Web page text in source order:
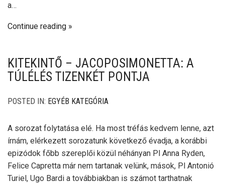
a…
Continue reading
KITEKINTŐ – JACOPOSIMONETTA: A
TÚLÉLÉS TIZENKÉT PONTJA
POSTED IN: EGYÉB KATEGÓRIA
A sorozat folytatása elé. Ha most tréfás kedvem lenne, azt
írnám, elérkezett sorozatunk következő évadja, a korábbi
epizódok főbb szereplői közül néhányan Pl Anna Ryden,
Felice Capretta már nem tartanak velünk, mások, Pl Antonió
Turiel, Ugo Bardi a továbbiakban is számot tarthatnak